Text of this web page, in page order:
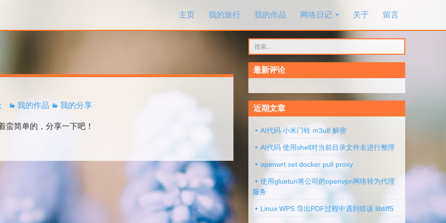
主页
我的旅行 我的作品 网络日记 关于 留言
我的作品 我的分享
蛮简单的，分享一下吧！
索：
最新评论
近期文章
AI代码 小米门铃 m3u8 解密
AI代码 使用shell对当前目录文件名进行整理
openwrt set docker pull proxy
使用gluetun将公司的openvpn网络转为代理
服务
Linux WPS 导出PDF过程中遇到错误 libtiff5